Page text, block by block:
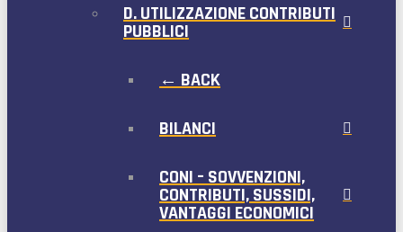
D. UTILIZZAZIONE CONTRIBUTI
PUBBLICI
← BACK
BILANCI
CONI – SOVVENZIONI,
CONTRIBUTI, SUSSIDI,
VANTAGGI ECONOMICI